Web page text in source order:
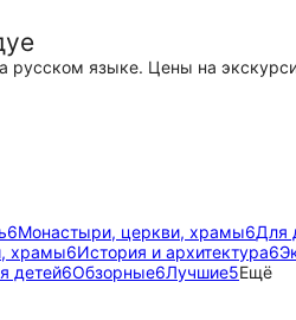
русском языке. Цены на
6Монастыри, церкви, храмы6Для
храмы6История и архитектура6
детей6Обзорные6Лучшие5Ещё